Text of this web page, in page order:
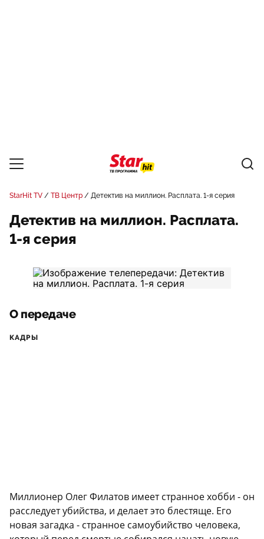
StarHit TV ТВ Центр Детектив на миллион. Расплата. 1-я серия
Детектив на миллион. Расплата.
1-я серия
О передаче
КАДРЫ
Миллионер Олег Филатов имеет странное хобби - он
расследует убийства, и делает это блестяще. Его
новая загадка - странное самоубийство человека,